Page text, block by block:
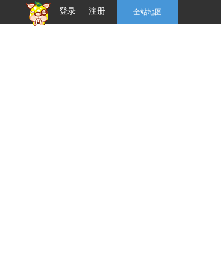
登录 注册 全站地图